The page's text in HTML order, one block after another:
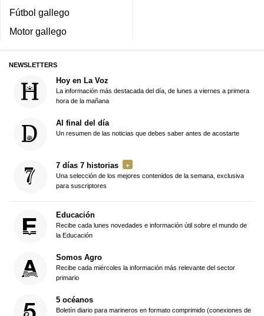
Fútbol gallego
Motor gallego
NEWSLETTERS
Hoy en La Voz
La información más destacada del día, de lunes a viernes a primera
hora de la mañana
Al final del día
Un resumen de las noticias que debes saber antes de acostarte
7 días 7 historias
Una selección de los mejores contenidos de la semana, exclusiva
para suscriptores
Educación
Recibe cada lunes novedades e información útil sobre el mundo de
la Educación
Somos Agro
Recibe cada miércoles la información más relevante del sector
primario
5 océanos
Boletín diario para marineros en formato comprimido (conexiones de